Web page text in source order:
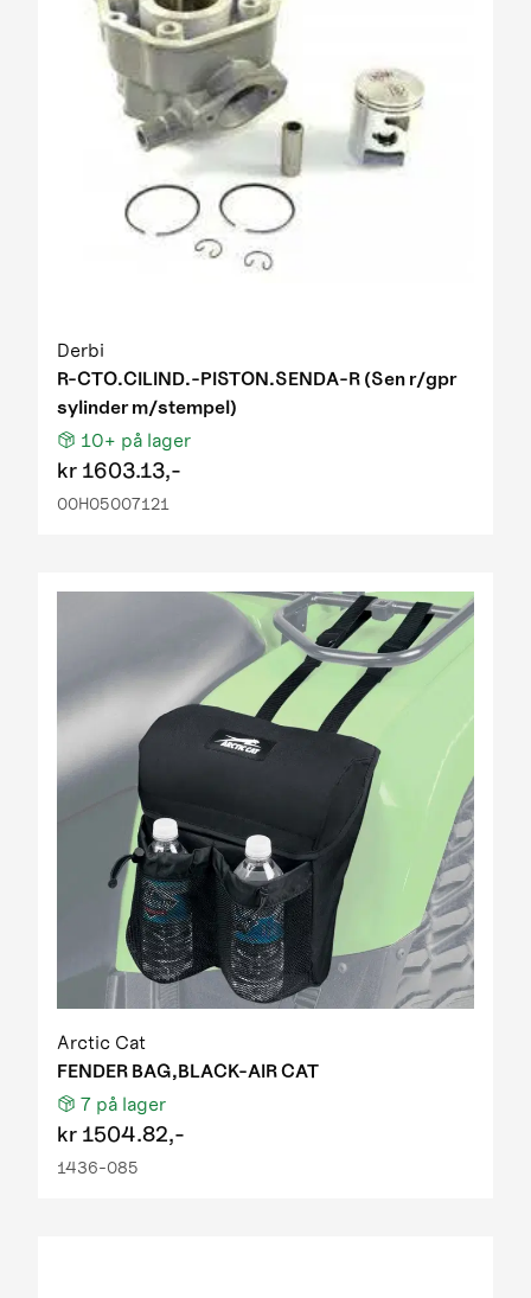
Derbi
R-CTO.CILIND.-PISTON.SENDA-R (Sen r/gpr
sylinder m/stempel)
10+ på lager
kr 1603.13,-
00H05007121
Arctic Cat
FENDER BAG,BLACK-AIR CAT
7 på lager
kr 1504.82,-
1436-085